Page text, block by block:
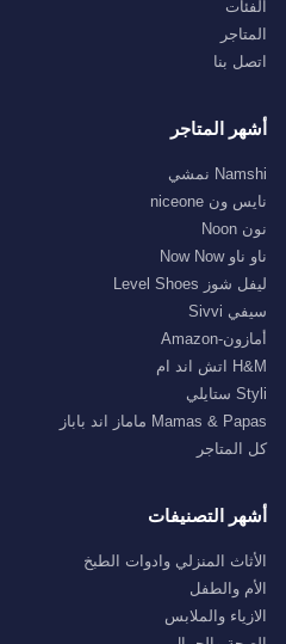
الفئات
المتاجر
اتصل بنا
أشهر المتاجر
Namshi نمشي
نايس ون niceone
نون Noon
ناو ناو Now Now
ليفل شوز Level Shoes
سيفي Sivvi
أمازون-Amazon
H&M اتش اند ام
Styli ستايلي
Mamas & Papas ماماز اند باباز
كل المتاجر
أشهر التصنيفات
الأثاث المنزلي وادوات الطبخ
الأم والطفل
الازياء والملابس